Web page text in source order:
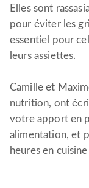
Elles sont
pour éviter les
essentiel pour
leurs assiettes.
Camille et
nutrition, ont
votre apport en
alimentation, et
heures en cuisine